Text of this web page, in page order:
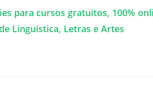
para cursos gratuitos, 100%
Linguística, Letras e Artes